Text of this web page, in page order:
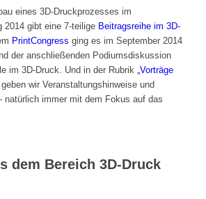
eines 3D-Druckprozesses im
2014 gibt eine 7-teilige Beitragsreihe im 3D-
PrintCongress ging es im September 2014
der anschließenden Podiumsdiskussion
im 3D-Druck. Und in der Rubrik „Vorträge
wir Veranstaltungshinweise und
natürlich immer mit dem Fokus auf das
dem Bereich 3D-Druck